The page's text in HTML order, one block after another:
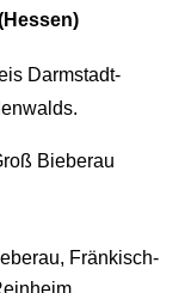
Darmstadt-
Bieberau
Fränkisch-